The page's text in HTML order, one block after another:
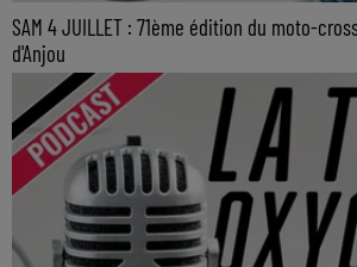
SAM 4 JUILLET : 71ème édition du moto-
d'Anjou